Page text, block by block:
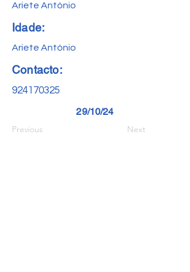
Ariete António
Idade:
Ariete António
Contacto:
924170325
29/10/24
Previous Next